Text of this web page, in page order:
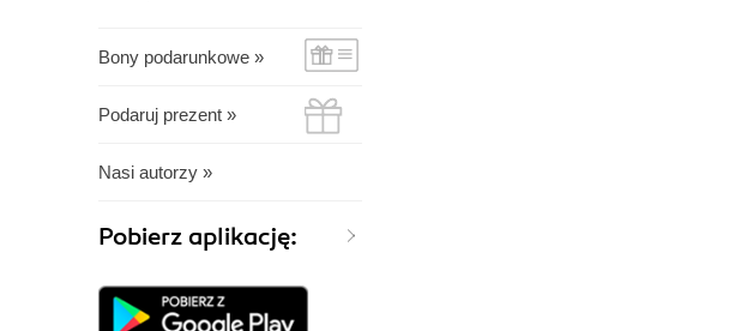
Bony podarunkowe »
Podaruj prezent »
Nasi autorzy »
Pobierz aplikację: